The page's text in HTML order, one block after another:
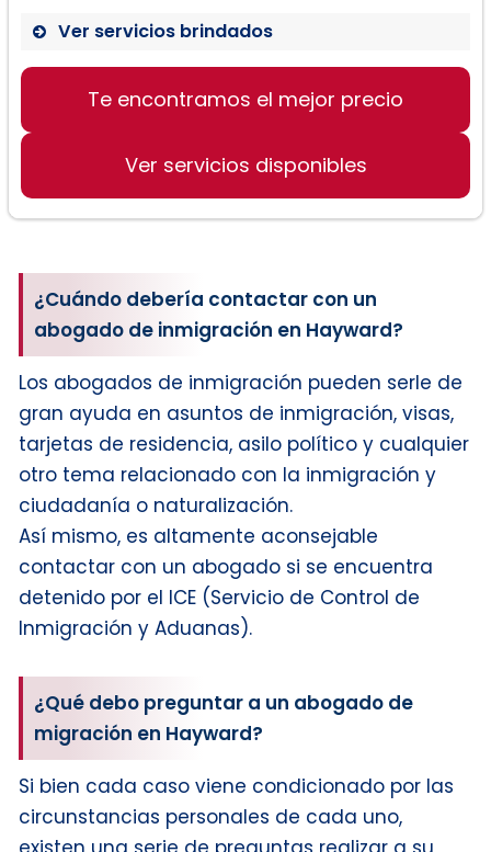
Ver servicios brindados
Te encontramos el mejor precio
Ver servicios disponibles
¿Cuándo debería contactar con un
abogado de inmigración en Hayward?
Los abogados de inmigración pueden serle de
gran ayuda en asuntos de inmigración, visas,
tarjetas de residencia, asilo político y cualquier
otro tema relacionado con la inmigración y
ciudadanía o naturalización.
Así mismo, es altamente aconsejable
contactar con un abogado si se encuentra
detenido por el ICE (Servicio de Control de
Inmigración y Aduanas).
¿Qué debo preguntar a un abogado de
migración en Hayward?
Si bien cada caso viene condicionado por las
circunstancias personales de cada uno,